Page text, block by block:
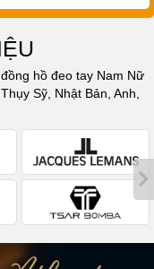
hồ đeo tay Nam Nữ
Sỹ, Nhật Bản, Anh,